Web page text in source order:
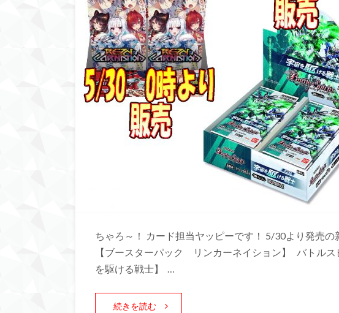
ちゃろ～！ カード担当ヤッピーです！ 5/30より発売
【ブースターパック リンカーネイション】 バトル
を駆ける戦士】 …
続きを読む